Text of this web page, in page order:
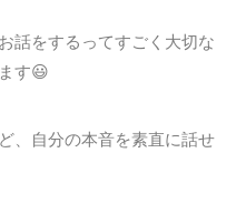
話をするってすごく大切な
す😃
、自分の本音を素直に話せ